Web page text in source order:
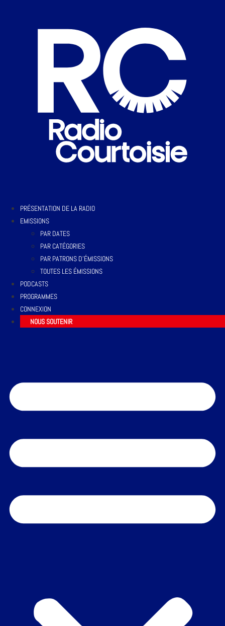
PRÉSENTATION DE LA RADIO
EMISSIONS
PAR DATES
PAR CATÉGORIES
PAR PATRONS D’ÉMISSIONS
TOUTES LES ÉMISSIONS
PODCASTS
PROGRAMMES
CONNEXION
NOUS SOUTENIR